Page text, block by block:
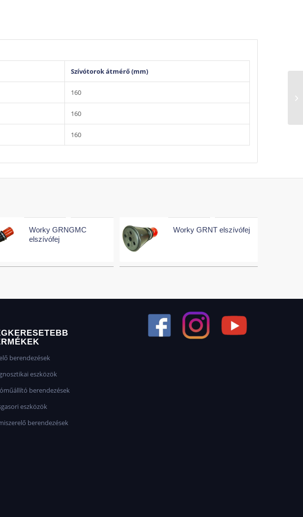
Szívótorok átmérő (mm)
160
160
160
Worky GRNGMC
elszívófej
Worky GRNT elszívófej
berendezések
eszközök
berendezések
eszközök
berendezések